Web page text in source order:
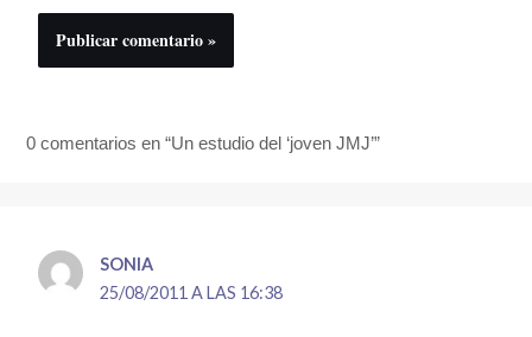
0 comentarios en “Un estudio del ‘joven JMJ’”
SONIA
25/08/2011 A LAS 16:38